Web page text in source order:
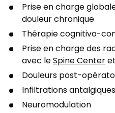
Prise en charge
douleur chronique
Thérapie cognitivo-
Prise en charge des
avec leSpine Centeret
Douleurs post-
Infiltrations antalgiques
Neuromodulation